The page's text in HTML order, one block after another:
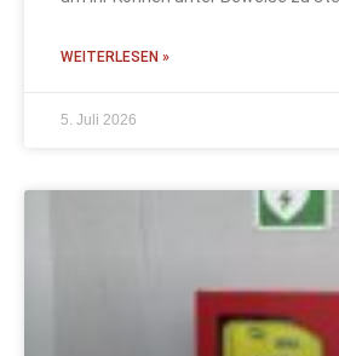
WEITERLESEN »
5. Juli 2026